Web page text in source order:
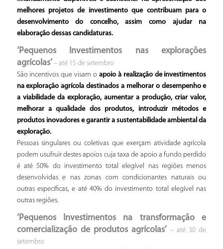
melhores projetos de investimento que contribuam para o
desenvolvimento do concelho, assim como ajudar na
elaboração dessas candidaturas.
‘Pequenos Investimentos nas explorações
agrícolas’ – até 15 de setembro
São incentivos que visam o apoio à realização de investimentos
na exploração agrícola destinados a melhorar o desempenho e
a viabilidade da exploração, aumentar a produção, criar valor,
melhorar a qualidade dos produtos, introduzir métodos e
produtos inovadores e garantir a sustentabilidade ambiental da
exploração.
Pessoas singulares ou coletivas que exerçam atividade agrícola
podem usufruir destes apoios cuja taxa de apoio a fundo perdido
é até 50% do investimento total elegível nas regiões menos
desenvolvidas e nas zonas com condicionantes naturais ou
outras específicas, e até 40% do investimento total elegível nas
outras regiões.
‘Pequenos Investimentos na transformação e
comercialização de produtos agrícolas’ – até 30 de
setembro